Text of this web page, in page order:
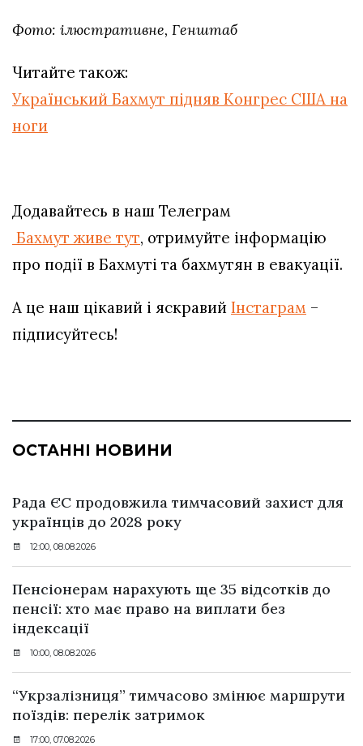
Фото: ілюстративне, Генштаб
Читайте також:
Український Бахмут підняв Конгрес США на
ноги
Додавайтесь в наш Телеграм
Бахмут живе тут, отримуйте інформацію
про події в Бахмуті та бахмутян в евакуації.
А це наш цікавий і яскравий Інстаграм –
підписуйтесь!
ОСТАННІ НОВИНИ
Рада ЄС продовжила тимчасовий захист для
українців до 2028 року
12:00, 08.08.2026
Пенсіонерам нарахують ще 35 відсотків до
пенсії: хто має право на виплати без
індексації
10:00, 08.08.2026
“Укрзалізниця” тимчасово змінює маршрути
поїздів: перелік затримок
17:00, 07.08.2026